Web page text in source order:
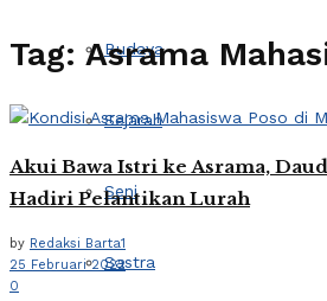
Budaya
Sejarah
Seni
Sastra
Tag: Asrama
Akui Bawa Istri ke Asrama,
Hadiri Pelantikan Lurah
by Redaksi Barta1
25 Februari 2022
0